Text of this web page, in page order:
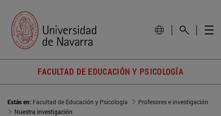
FACULTAD DE EDUCACIÓN Y PSICOLOGÍA
Estás en: Facultad de Educación y Psicología
Profesores e investigación
Nuestra investigación